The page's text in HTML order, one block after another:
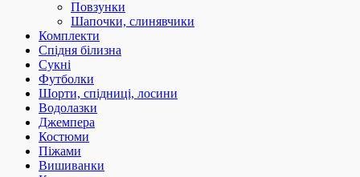
Повзунки
Шапочки, слинявчики
Комплекти
Спідня білизна
Сукні
Футболки
Шорти, спідниці, лосини
Водолазки
Джемпера
Костюми
Піжами
Вишиванки